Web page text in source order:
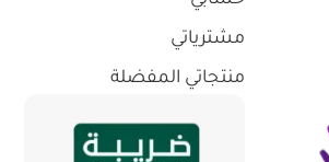
مشترياتي
منتجاتي المفضلة